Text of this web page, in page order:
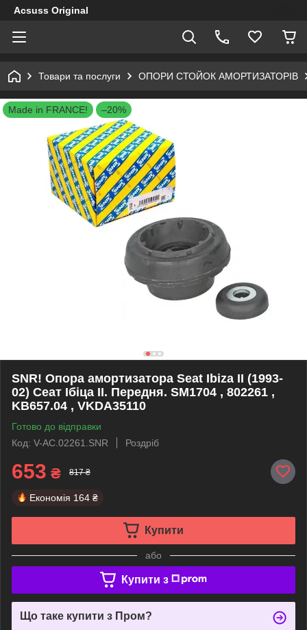
Acsuss Original
Товари та послуги ОПОРИ СТОЙОК АМОРТИЗАТОРІВ
Made in FRANCE! –20%
SNR! Опора амортизатора Seat Ibiza II (1993-
02) Сеат Ібіца II. Передня. SM1704 , 802261 ,
KB657.04 , VKDA35110
Готово до відправки
Код: V-AC.02261.SNR
Роздріб
653 ₴ 817 ₴
Економія 164 ₴
Купити
або
Купити з
Що таке купити з Пром?